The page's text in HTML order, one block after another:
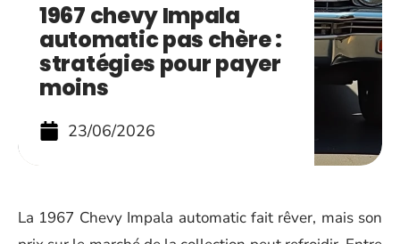
1967 chevy Impala
automatic pas chère :
stratégies pour payer
moins
23/06/2026
La 1967 Chevy Impala automatic fait rêver, mais son